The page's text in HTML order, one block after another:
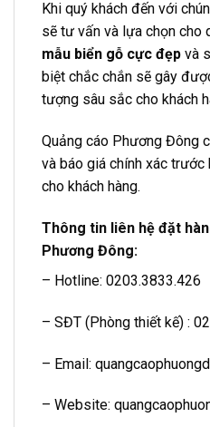
Khi quý khách đến với
sẽ tư vấn và lựa chọn cho
mẫu biển gỗ cực đẹp và
biệt chắc chắn sẽ gây
tượng sâu sắc cho khách
Quảng cáo Phương Đông
và báo giá chính xác
cho khách hàng.
Thông tin liên hệ đặt
Phương Đông:
– Hotline: 0203.3833.426
– SĐT (Phòng thiết kế) :
– Email:
– Website: